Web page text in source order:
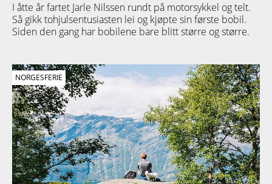
I åtte år fartet Jarle Nilssen rundt på motorsykkel og telt.
Så gikk tohjulsentusiasten lei og kjøpte sin første bobil.
Siden den gang har bobilene bare blitt større og større.
NORGESFERIE